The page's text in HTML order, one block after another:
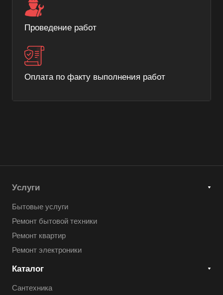
Проведение работ
Оплата по факту выполнения работ
Услуги
Бытовые услуги
Ремонт бытовой техники
Ремонт квартир
Ремонт электроники
Каталог
Сантехника